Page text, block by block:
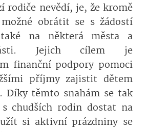
rodiče nevědí, je, že kromě
obrátit se s žádostí
na některá města a
Jejich cílem je
finanční podpory pomoci
příjmy zajistit dětem
Díky těmto snahám se tak
chudších rodin dostat na
si aktivní prázdniny se